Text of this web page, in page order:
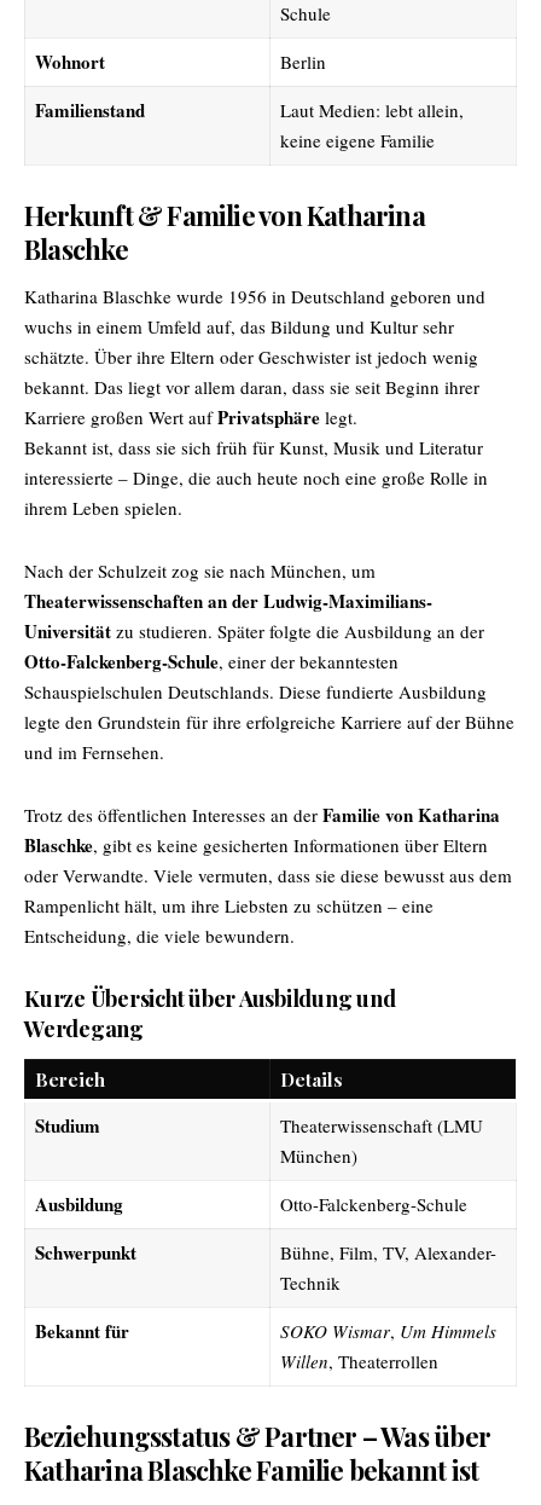
Schule
Wohnort Berlin
Familienstand
Laut Medien: lebt allein,
keine eigene Familie
Herkunft & Familie von Katharina
Blaschke
Katharina Blaschke wurde 1956 in Deutschland geboren und
wuchs in einem Umfeld auf, das Bildung und Kultur sehr
schätzte. Über ihre Eltern oder Geschwister ist jedoch wenig
bekannt. Das liegt vor allem daran, dass sie seit Beginn ihrer
Karriere großen Wert aufPrivatsphäre legt.
Bekannt ist, dass sie sich früh für Kunst, Musik und Literatur
interessierte – Dinge, die auch heute noch eine große Rolle in
ihrem Leben spielen.
Nach der Schulzeit zog sie nach München, um
Theaterwissenschaften an der Ludwig-Maximilians-
Universität zu studieren. Später folgte die Ausbildung an der
Otto-Falckenberg-Schule, einer der bekanntesten
Schauspielschulen Deutschlands. Diese fundierte Ausbildung
legte den Grundstein für ihre erfolgreiche Karriere auf der Bühne
und im Fernsehen.
Trotz des öffentlichen Interesses an der Familie von Katharina
Blaschke, gibt es keine gesicherten Informationen über Eltern
oder Verwandte. Viele vermuten, dass sie diese bewusst aus dem
Rampenlicht hält, um ihre Liebsten zu schützen – eine
Entscheidung, die viele bewundern.
Kurze Übersicht über Ausbildung und
Werdegang
Bereich Details
Studium
Theaterwissenschaft (LMU
München)
Ausbildung Otto-Falckenberg-Schule
Schwerpunkt
Bühne, Film, TV, Alexander-
Technik
Bekannt für SOKO Wismar, Um Himmels
Willen, Theaterrollen
Beziehungsstatus & Partner – Was über
Katharina Blaschke Familie bekannt ist